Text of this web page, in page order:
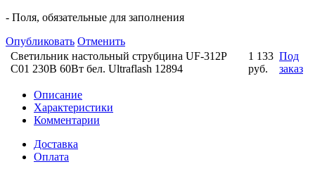
- Поля, обязательные для заполнения
Опубликовать Отменить
Светильник настольный струбцина UF-312P
С01 230В 60Вт бел. Ultraflash 12894
1 133
руб.
Под
заказ
Описание
Характеристики
Комментарии
Доставка
Оплата